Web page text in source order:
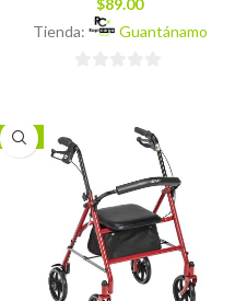
$89.00
Tienda:
Guantánamo
-7%